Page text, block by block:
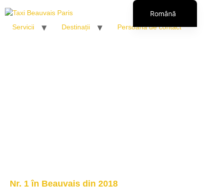
Servicii Destinații Persoană de contact
Nr. 1 în Beauvais din 2018
Română
Français